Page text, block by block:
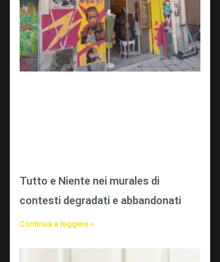
Tutto e Niente nei murales di
contesti degradati e abbandonati
Continua a leggere »